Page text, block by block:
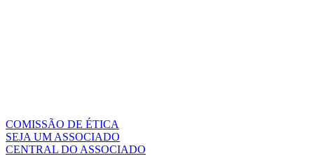
COMISSÃO DE ÉTICA
SEJA UM ASSOCIADO
CENTRAL DO ASSOCIADO